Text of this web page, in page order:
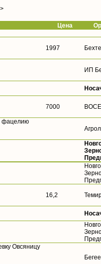
Цена
1997
ИП
7000
фацелию
16,2
Овсяницу